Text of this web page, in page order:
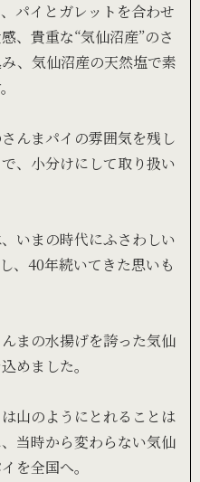
パイとガレットを合わせ
、貴重な“気仙沼産”のさ
、気仙沼産の天然塩で素
んまパイの雰囲気を残し
、小分けにして取り扱い
いまの時代にふさわしい
、40年続いてきた思いも
まの水揚げを誇った気仙
めました。
山のようにとれることは
当時から変わらない気仙
を全国へ。